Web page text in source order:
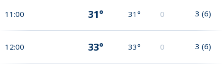
11:00 31° 31° 0 3 (6)
12:00 33° 33° 0 3 (6)